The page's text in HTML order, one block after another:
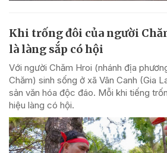
Khi trống đôi của người
là làng sắp có hội
Với người Chăm Hroi (nhánh địa
Chăm) sinh sống ở xã Vân Canh (Gia
sản văn hóa độc đáo. Mỗi khi tiếng
hiệu làng có hội.